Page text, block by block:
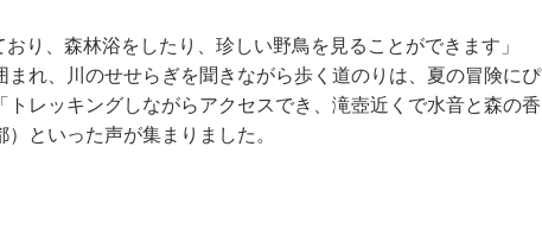
り、森林浴をしたり、珍しい野鳥を見ることができます」
まれ、川のせせらぎを聞きながら歩く道のりは、夏の冒険にぴ
レッキングしながらアクセスでき、滝壺近くで水音と森の香
といった声が集まりました。